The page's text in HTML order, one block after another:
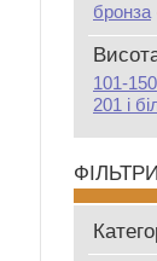
бронза
101-150
201 і